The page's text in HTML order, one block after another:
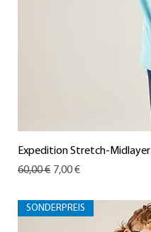
Expedition Stretch-Midlayer
Standardpreis
60,00 € Sale-Preis
7,00 €
SONDERPREIS